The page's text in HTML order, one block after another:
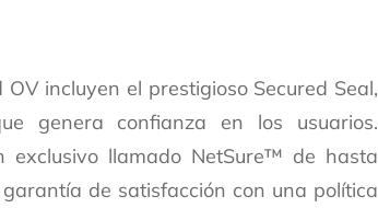
incluyen el prestigioso Secured Seal,
genera confianza en los usuarios.
exclusivo llamado NetSure™ de hasta
de satisfacción con una política